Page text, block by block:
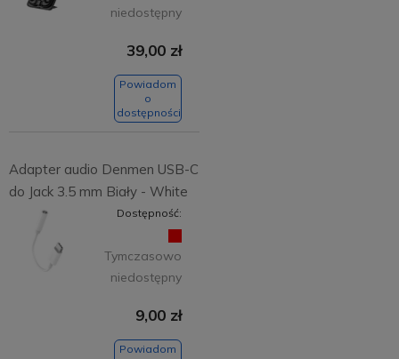
niedostępny
39,00 zł
Powiadom
o
dostępności
Adapter audio Denmen USB-C
do Jack 3.5 mm Biały - White
Dostępność:
Tymczasowo
niedostępny
9,00 zł
Powiadom